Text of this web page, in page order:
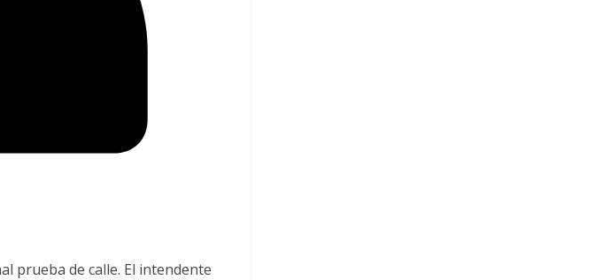
prueba de calle. El intendente